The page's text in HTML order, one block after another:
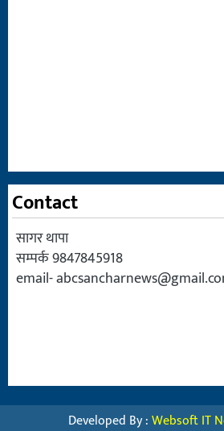
Contact
सागर थापा
सम्पर्क 9847845918
email-
Developed By :Websoft IT